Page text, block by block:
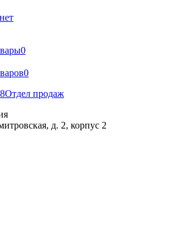
0
0
Отдел продаж
д. 2, корпус 2